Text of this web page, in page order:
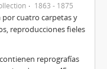
1863 - 1875
por cuatro carpetas y
reproducciones fieles
reprografías